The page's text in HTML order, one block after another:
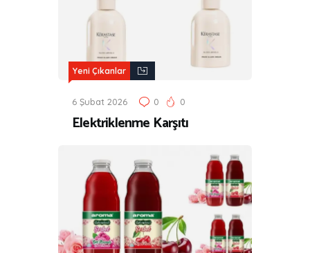
Yeni Çıkanlar
6 Şubat 2026 0 0
Elektriklenme Karşıtı